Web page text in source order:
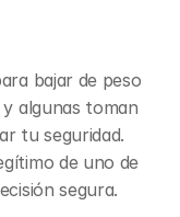
bajar de peso
algunas toman
tu seguridad.
de uno de
segura.